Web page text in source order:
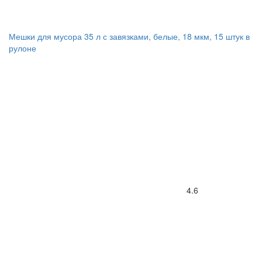
Мешки для мусора 35 л с завязками, белые, 18 мкм, 15 штук в
рулоне
4.6